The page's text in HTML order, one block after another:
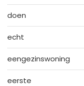
doen
echt
eengezinswoning
eerste